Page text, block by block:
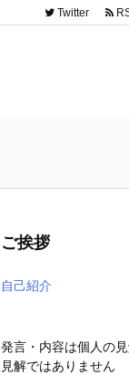
Twitter
ご挨拶
自己紹介
発言・内容は個人の
見解ではありません